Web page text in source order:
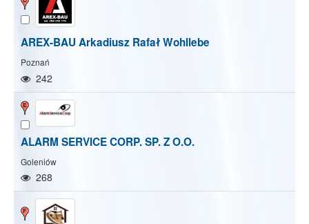
Pokaż/Ukryj mapę Pokaż/Ukryj wszystkie
AREX-BAU Arkadiusz Rafał Wohllebe
Poznań
242
ALARM SERVICE CORP. SP. Z O.O.
Goleniów
268